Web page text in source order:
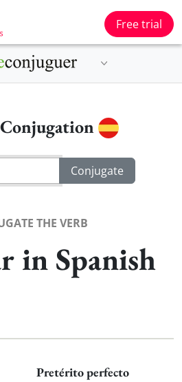
Free trial
THE VERB
in Spanish
Pretérito perfecto